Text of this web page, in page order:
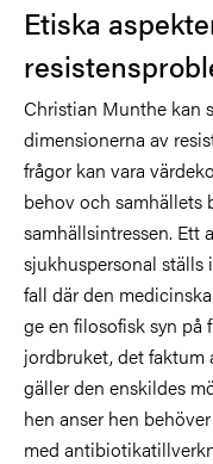
Etiska
Christian Munthe kan
dimensionerna av
frågor kan vara
behov och samhällets
samhällsintressen. Ett
sjukhuspersonal
fall där den
ge en filosofisk syn
jordbruket, det faktum
gäller den enskildes
hen anser hen
med